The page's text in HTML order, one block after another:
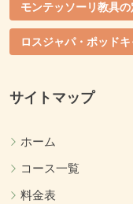
モンテッソーリ教具
ロスジャパ・ポッドキ
サイトマップ
ホーム
コース一覧
料金表